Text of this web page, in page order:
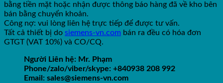
bằng tiền mặt hoặc nhận được thông báo hàng đã về kho bên
bán bằng chuyển khoản.
Công nợ: vui lòng liên hệ trực tiếp để được tư vấn.
Tất cả thiết bị do siemens-vn.com bán ra đều có hóa đơn
GTGT (VAT 10%) và CO/CQ.
Người Liên hệ: Mr. Phạm
Phone/zalo/viber/skype: +840938 208 992
Email: sales@siemens-vn.com